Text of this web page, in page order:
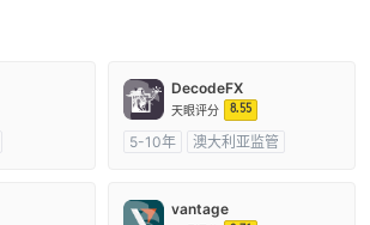
DecodeFX
天眼评分 8.55
5-10年
澳大利亚监管
vantage